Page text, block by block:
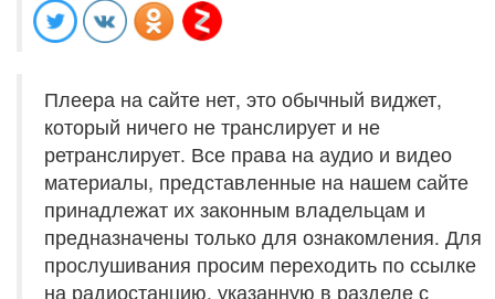
Плеера на сайте нет, это обычный виджет,
который ничего не транслирует и не
ретранслирует. Все права на аудио и видео
материалы, представленные на нашем сайте
принадлежат их законным владельцам и
предназначены только для ознакомления. Для
прослушивания просим переходить по ссылке
на радиостанцию, указанную в разделе с